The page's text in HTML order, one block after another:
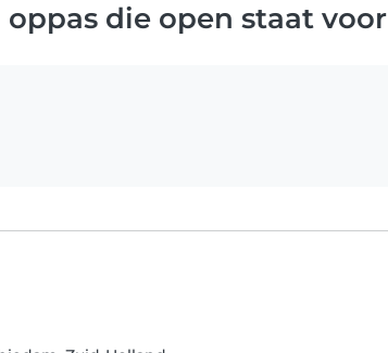
die open staat voor